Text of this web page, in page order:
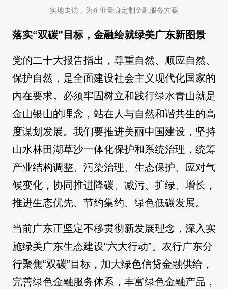
实地走访，为企业量身定制金融服务方案
落实“双碳”目标，金融绘就绿美广东新图景
党的二十大报告指出，尊重自然、顺应自然、
保护自然，是全面建设社会主义现代化国家的
内在要求。必须牢固树立和践行绿水青山就是
金山银山的理念，站在人与自然和谐共生的高
度谋划发展。我们要推进美丽中国建设，坚持
山水林田湖草沙一体化保护和系统治理，统筹
产业结构调整、污染治理、生态保护、应对气
候变化，协同推进降碳、减污、扩绿、增长，
推进生态优先、节约集约、绿色低碳发展。
当前广东正坚定不移贯彻新发展理念，深入实
施绿美广东生态建设“六大行动”。农行广东分
行聚焦“双碳”目标，加大绿色信贷金融供给，
完善绿色金融服务体系，丰富绿色金融产品，